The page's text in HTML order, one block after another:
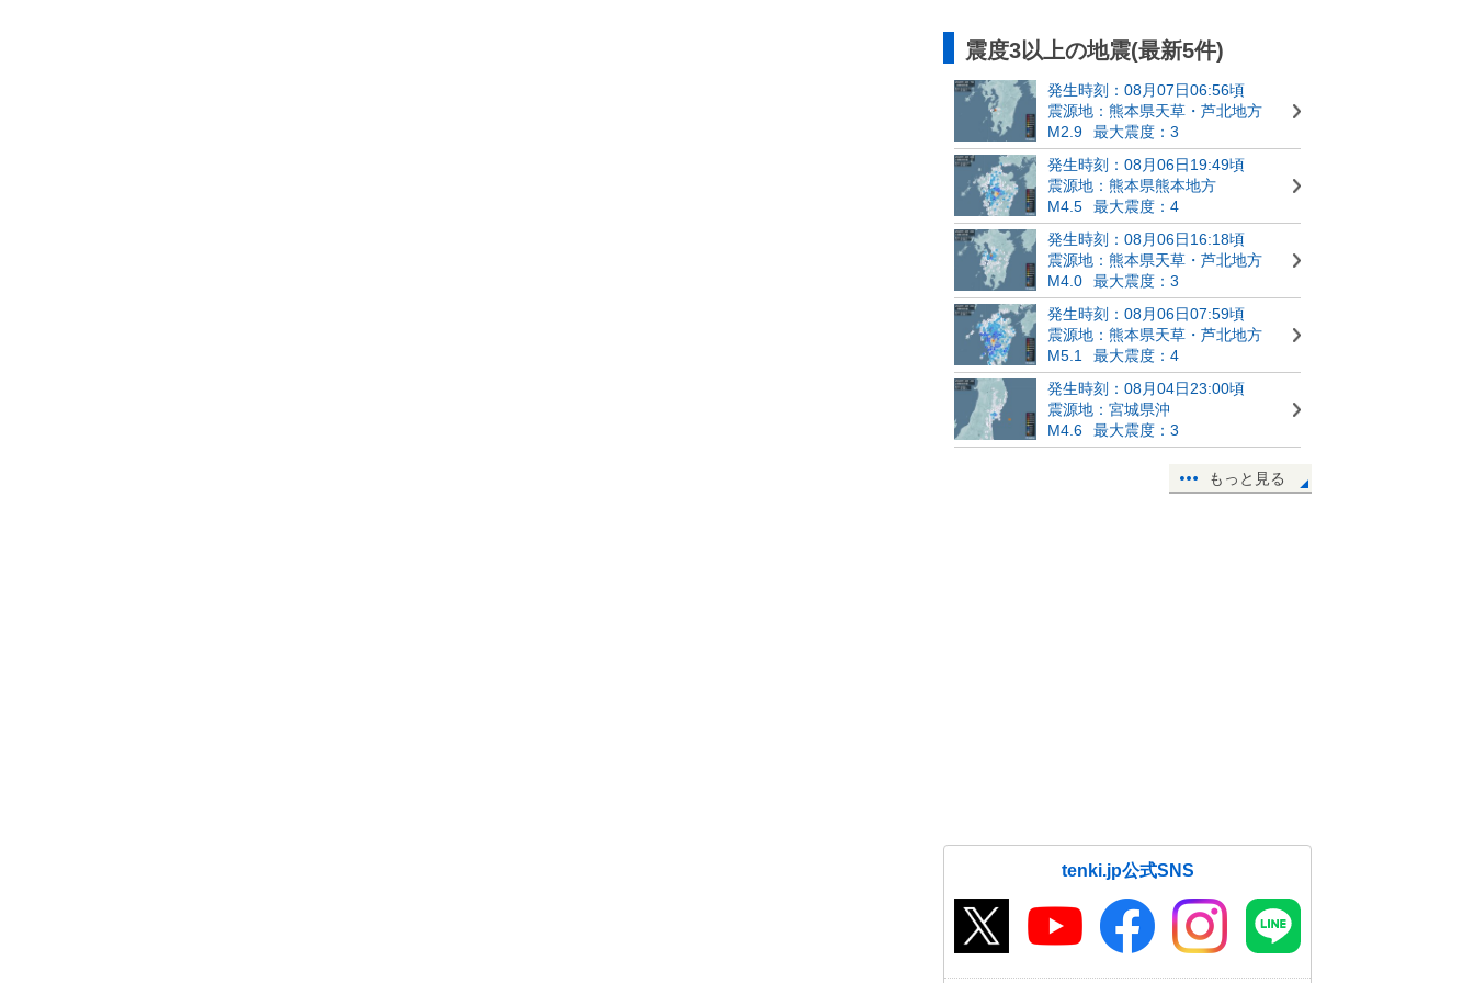
震度3以上の地震(最新5件)
発生時刻：08月07日06:56頃
震源地：熊本県天草・芦北地方
M2.9
最大震度：3
発生時刻：08月06日19:49頃
震源地：熊本県熊本地方
M4.5
最大震度：4
発生時刻：08月06日16:18頃
震源地：熊本県天草・芦北地方
M4.0
最大震度：3
発生時刻：08月06日07:59頃
震源地：熊本県天草・芦北地方
M5.1
最大震度：4
発生時刻：08月04日23:00頃
震源地：宮城県沖
M4.6
最大震度：3
もっと見る
tenki.jp公式SNS